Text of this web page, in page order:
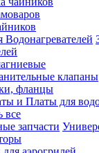
клапаны
фланцы
и Платы для
все